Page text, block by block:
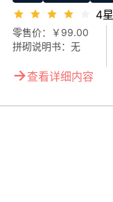
4星
零售价：
￥99.00
拼砌说明书： 无
→查看详细内容